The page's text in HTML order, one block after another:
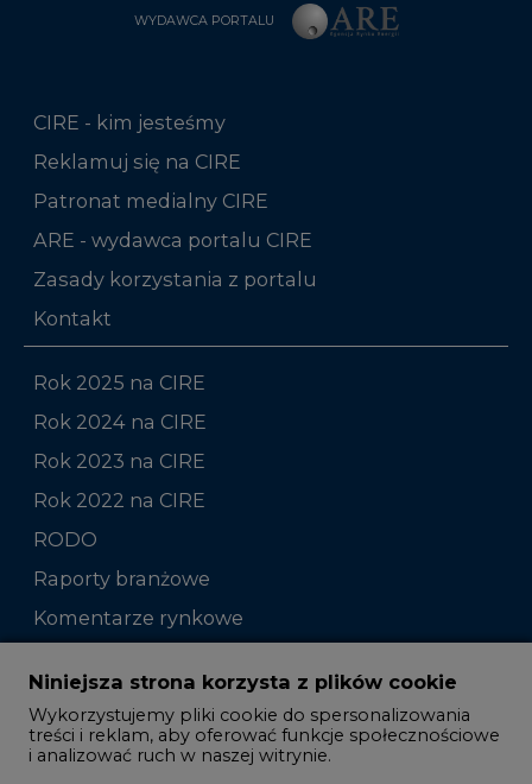
WYDAWCA PORTALU
CIRE - kim jesteśmy
Reklamuj się na CIRE
Patronat medialny CIRE
ARE - wydawca portalu CIRE
Zasady korzystania z portalu
Kontakt
Rok 2025 na CIRE
Rok 2024 na CIRE
Rok 2023 na CIRE
Rok 2022 na CIRE
RODO
Raporty branżowe
Komentarze rynkowe
Zmiany kadrowe na rynku
Studio CIRE
Rozmowy o energetyce
Niniejsza strona korzysta z plików cookie
Wykorzystujemy pliki cookie do spersonalizowania
treści i reklam, aby oferować funkcje społecznościowe
i analizować ruch w naszej witrynie.